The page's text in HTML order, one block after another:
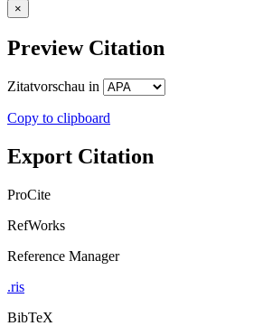
×
Preview Citation
Zitatvorschau in
Copy to clipboard
Export Citation
ProCite
RefWorks
Reference Manager
.ris
BibTeX